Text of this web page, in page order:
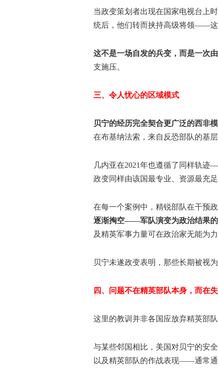
当政变策划者出现在国家电视台上
统后，他们转而挟持高级将领——这
这不是一场自发的兵变，而是一次
支施压。
三、令人忧心的区域模式
贝宁的经历完全契合更广泛的西非模
在布基纳法索，来自反恐部队的基
几内亚在2021年也遵循了同样轨
政变同样由该国最专业、资源最充
在每一个案例中，精锐部队在干预
逐渐掏空——军队演变为政治结果的
及精英军事力量可在政治家无能为
贝宁未遂政变表明，那些长期被视
四、问题不在精英部队本身，而在
这里的教训并非各国应放弃精英部
与某些邻国相比，美国对贝宁的安
以及精英部队的作战表现——通常